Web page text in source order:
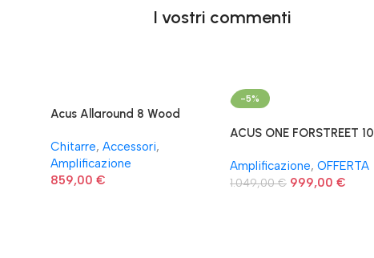
I vostri commenti
Acus Allaround 8 Wood
Chitarre, Accessori,
Amplificazione
859,00 €
-5%
ACUS ONE FORSTREET 10
Amplificazione, OFFERTA
1.049,00€ 999,00 €